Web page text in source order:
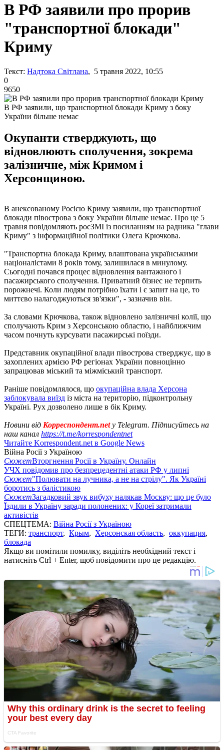
В РФ заявили про прорив
"транспортної блокади"
Криму
Текст: Надтока Світлана, 5 травня 2022, 10:55
0
9650
В РФ заявили, що транспортної блокади Криму з боку
України більше немає
Окупанти стверджують, що
відновлюють сполучення, зокрема
залізничне, між Кримом і
Херсонщиною.
В анексованому Росією Криму заявили, що транспортної
блокади півострова з боку України більше немає. Про це 5
травня повідомляють росЗМІ із посиланням на радника "глави
Криму" з інформаційної політики Олега Крючкова.
"Транспортна блокада Криму, влаштована українськими
націоналістами 8 років тому, залишилася в минулому.
Сьогодні почався процес відновлення вантажного і
пасажирського сполучення. Приватний бізнес не терпить
порожнечі. Коли людям потрібно їхати і є запит на це, то
миттєво налагоджуються зв'язки", - зазначив він.
За словами Крючкова, також відновлено залізничні колії, що
сполучають Крим з Херсонською областю, і найближчим
часом почнуть курсувати пасажирські поїзди.
Представник окупаційної влади півострова стверджує, що в
захоплених армією РФ регіонах України повноцінно
запрацював міський та міжміський транспорт.
Раніше повідомлялося, що окупаційна влада Херсона
заблокувала виїзд із міста на територію, підконтрольну
Україні. Рух дозволено лише в бік Криму.
Новини від Корреспондент.netу Telegram. Підписуйтесь на
наш канал https://t.me/korrespondentnet
Читайте Korrespondent.net в Google News
Війна Росії з Україною
СюжетВторгнення Росії в Україну. Онлайн
УЧХ повідомив про безпрецедентні атаки РФ у липні
Сюжет"Полювати на лучника, а не на стрілу". Як Україні
боротись з балістикою
СюжетЗагадковий звук вибуху налякав Москву: що це було
Їздили в Україну заради полонених: у Кореї затримали
активістів
СПЕЦТЕМА: Війна Росії з Україною
ТЕГИ: транспорт, Крым, Херсонская область, оккупация,
блокада
Якщо ви помітили помилку, виділіть необхідний текст і
натисніть Ctrl + Enter, щоб повідомити про це редакцію.